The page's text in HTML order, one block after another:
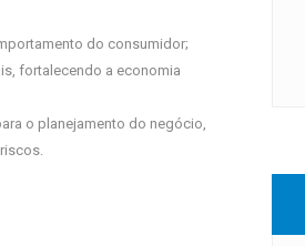
do consumidor;
fortalecendo a economia
o planejamento do negócio,